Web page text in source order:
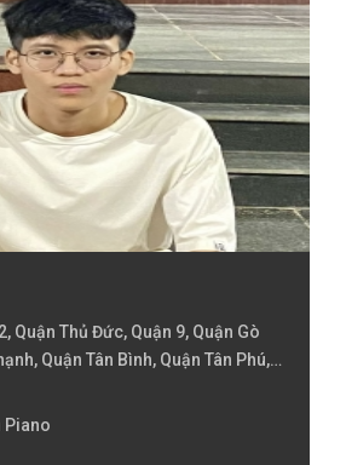
Quận Thủ Đức, Quận 9, Quận Gò
Quận Tân Bình, Quận Tân Phú,
2, Quận 3, Quận 10, Quận 11,
6, Quận 8, Quận Bình Tân, Quận
Piano